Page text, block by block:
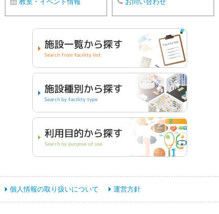
教室・イベント情報 お問い合わせ
個人情報の取り扱いについて 運営方針